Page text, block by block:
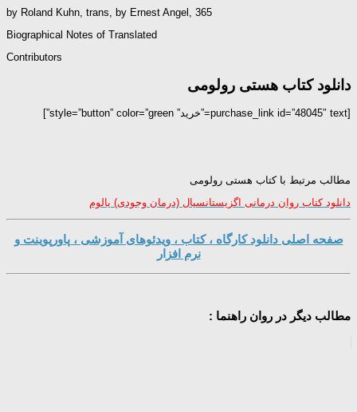
by Roland Kuhn, trans, by Ernest Angel, 365
Biographical Notes of Translated
Contributors
دانلود کتاب هستی رولومی
[purchase_link id=”48045″ text=”خرید” style=”button” color=”green”]
مطالب مرتبط با کتاب هستی رولومی
دانلود کتاب روان درمانی اگزیستانسیال (درمان وجودی) یالوم
صفحه اصلی دانلود کارگاه ، کتاب ، ویدئوهای آموزشی ، پاورپوینت و
نرم افزار
مطالب دیگر در روان راهنما :